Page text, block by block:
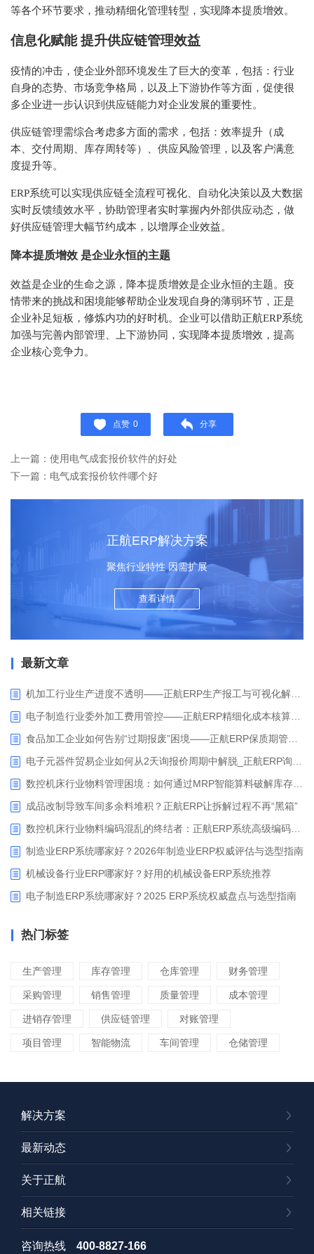
等各个环节要求，推动精细化管理转型，实现降本提质增效。
信息化赋能提升供应链管理效益
疫情的冲击，使企业外部环境发生了巨大的变革，包括：行业
自身的态势、市场竞争格局，以及上下游协作等方面，促使很
多企业进一步认识到供应链能力对企业发展的重要性。
供应链管理需综合考虑多方面的需求，包括：效率提升（成
本、交付周期、库存周转等）、供应风险管理，以及客户满意
度提升等。
ERP系统可以实现供应链全流程可视化、自动化决策以及大数据
实时反馈绩效水平，协助管理者实时掌握内外部供应动态，做
好供应链管理大幅节约成本，以增厚企业效益。
降本提质增效 是企业永恒的主题
效益是企业的生命之源，降本提质增效是企业永恒的主题。疫
情带来的挑战和困境能够帮助企业发现自身的薄弱环节，正是
企业补足短板，修炼内功的好时机。企业可以借助正航ERP系统
加强与完善内部管理、上下游协同，实现降本提质增效，提高
企业核心竞争力。
点赞 0 分享
上一篇：使用电气成套报价软件的好处
下一篇：电气成套报价软件哪个好
正航ERP解决方案
聚焦行业特性 因需扩展
查看详情
最新文章
成品改制导致车间多余料堆积？正航ERP让拆解过程不再“黑箱”
制造业ERP系统哪家好？2026年制造业ERP权威评估与选型指南
机械设备行业ERP哪家好？好用的机械设备ERP系统推荐
电子制造ERP系统哪家好？2025 ERP系统权威盘点与选型指南
热门标签
生产管理 库存管理 仓库管理 财务管理
采购管理 销售管理 质量管理 成本管理
进销存管理 供应链管理 对账管理
项目管理 智能物流 车间管理 仓储管理
解决方案
最新动态
关于正航
相关链接
咨询热线 400-8827-166